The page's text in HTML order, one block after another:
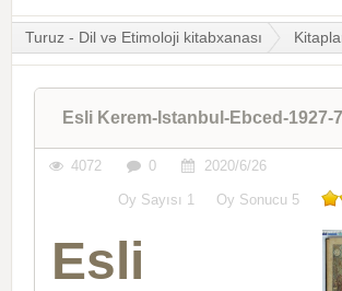
Turuz - Dil və Etimoloji kitabxanası
Esli Kerem-Istanbul-Ebced-1927-
4072 0 2020/6/26
Oy Sayısı 1 Oy Sonucu 5
Esli